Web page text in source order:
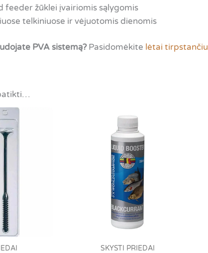
feeder žūklei įvairiomis sąlygomis
telkiniuose ir vėjuotomis dienomis
PVA sistemą?Pasidomėkite lėtai tirpstančiu
SKYSTI PRIEDAI